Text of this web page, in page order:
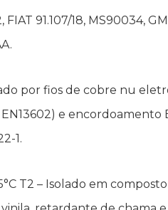
FIAT 91.107/18, MS90034,
por fios de cobre nu
EN13602) e encordoamento
1.
T2 – Isolado em